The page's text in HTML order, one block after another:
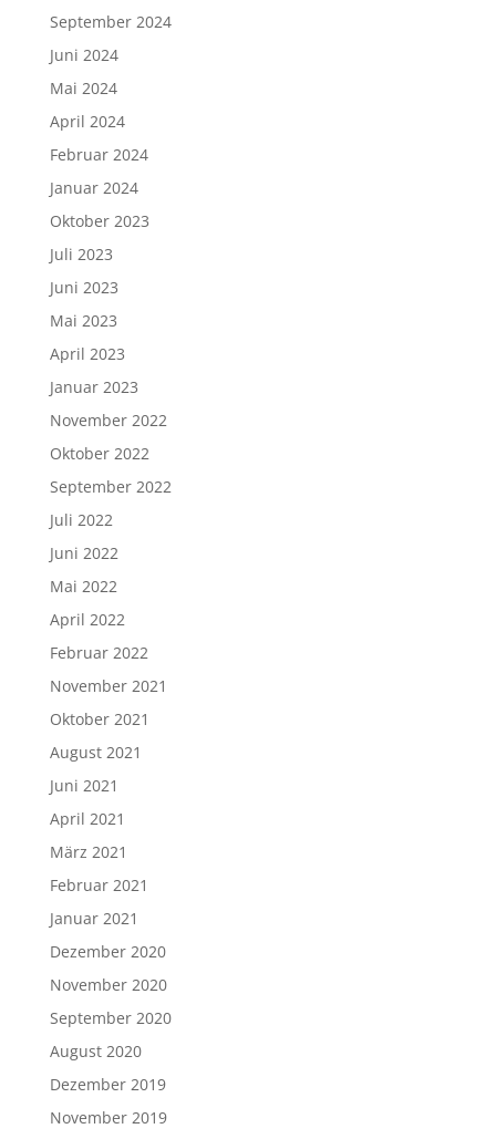
September 2024
Juni 2024
Mai 2024
April 2024
Februar 2024
Januar 2024
Oktober 2023
Juli 2023
Juni 2023
Mai 2023
April 2023
Januar 2023
November 2022
Oktober 2022
September 2022
Juli 2022
Juni 2022
Mai 2022
April 2022
Februar 2022
November 2021
Oktober 2021
August 2021
Juni 2021
April 2021
März 2021
Februar 2021
Januar 2021
Dezember 2020
November 2020
September 2020
August 2020
Dezember 2019
November 2019